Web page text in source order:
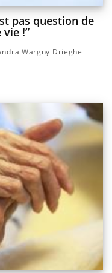
pas question de
!”
Wargny Drieghe